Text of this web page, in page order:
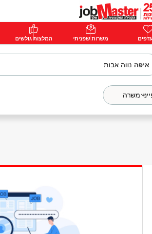
התחבר משרות שפניתי המלצות גולשים
איפה
משרה